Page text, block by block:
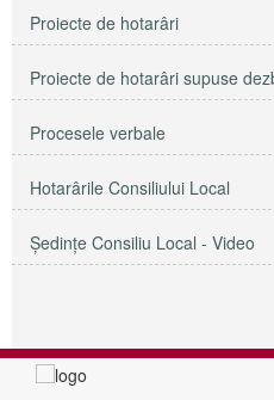
Proiecte de hotarâri
Proiecte de hotarâri supuse
Procesele verbale
Hotarârile Consiliului Local
Şedinţe Consiliu Local - Video